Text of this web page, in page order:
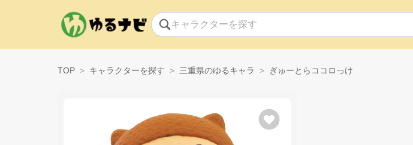
TOP キャラクターを探す 三重県のゆるキャラ ぎゅーとらココロっけ